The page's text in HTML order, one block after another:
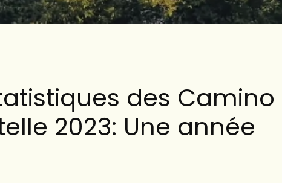
des Camino
2023: Une année